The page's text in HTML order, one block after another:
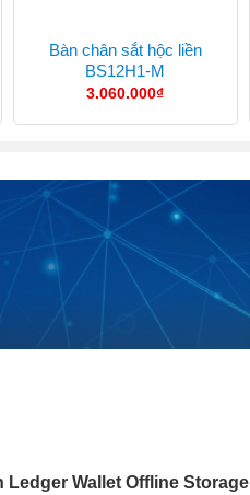
Bàn chân sắt hộc liền
BS12H1-M
3.060.000₫
Wallet Offline Storage